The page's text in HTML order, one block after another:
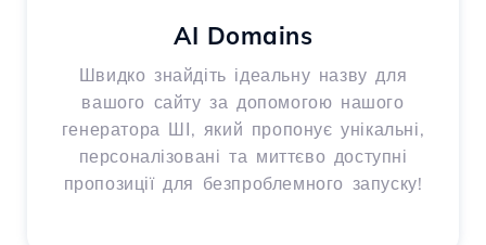
AI Domains
Швидко знайдіть ідеальну назву для
вашого сайту за допомогою нашого
генератора ШІ, який пропонує унікальні,
персоналізовані та миттєво доступні
пропозиції для безпроблемного запуску!